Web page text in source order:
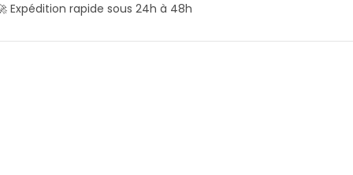
Expédition rapide sous 24h à 48h